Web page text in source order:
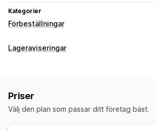
Kategorier
Förbeställningar
Ordertyp
Knappar
SMS-aviseringar
Flera språk
Ordergränser
Lageraviseringar
Batchutskick
Flera språk
Push E-post SMS Slut i lager
Priser
Välj den plan som passar ditt företag bäst.